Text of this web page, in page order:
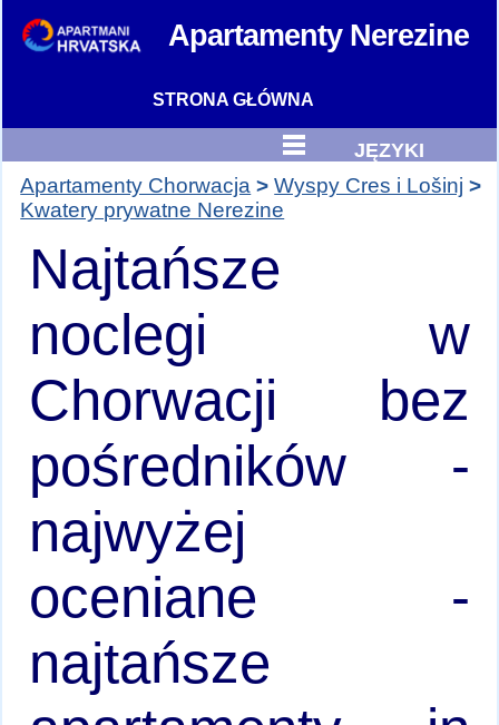
Apartamenty Nerezine
STRONA GŁÓWNA
JĘZYKI
Apartamenty Chorwacja
Wyspy Cres i Lošinj
Kwatery prywatne Nerezine
Najtańsze
noclegi w
Chorwacji bez
pośredników -
najwyżej
oceniane -
najtańsze